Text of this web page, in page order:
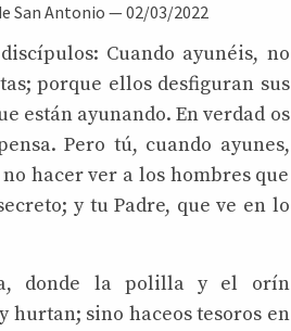
San Antonio —02/03/2022
Cuando ayunéis, no
porque ellos desfiguran sus
están ayunando. En verdad os
Pero tú, cuando ayunes,
hacer ver a los hombres que
y tu Padre, que ve en lo
donde la polilla y el orín
hurtan; sino haceos tesoros en